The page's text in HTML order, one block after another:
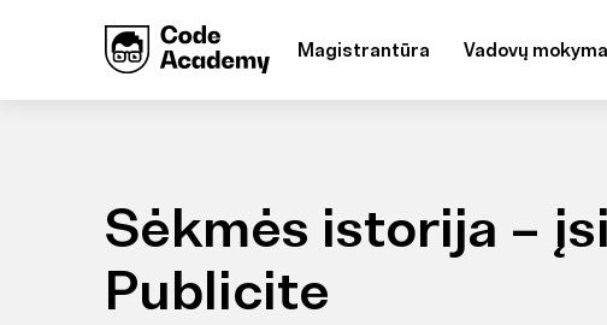
Magistrantūra Vadovų
Sėkmės istorija –
Publicite